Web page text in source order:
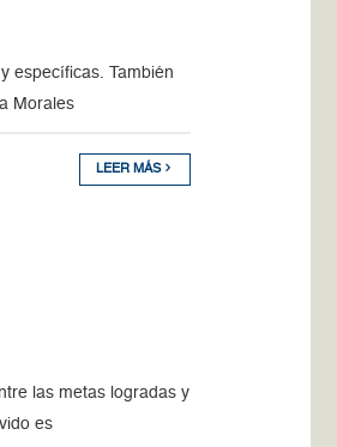
específicas. También
Morales
LEER MÁS
las metas logradas y
es